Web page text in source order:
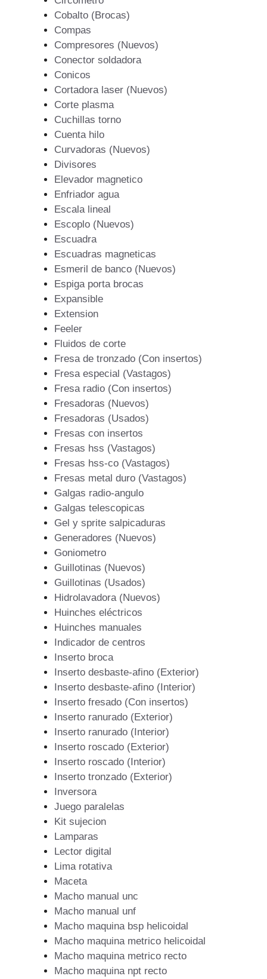
Cobalto (Brocas)
Compas
Compresores (Nuevos)
Conector soldadora
Conicos
Cortadora laser (Nuevos)
Corte plasma
Cuchillas torno
Cuenta hilo
Curvadoras (Nuevos)
Divisores
Elevador magnetico
Enfriador agua
Escala lineal
Escoplo (Nuevos)
Escuadra
Escuadras magneticas
Esmeril de banco (Nuevos)
Espiga porta brocas
Expansible
Extension
Feeler
Fluidos de corte
Fresa de tronzado (Con insertos)
Fresa especial (Vastagos)
Fresa radio (Con insertos)
Fresadoras (Nuevos)
Fresadoras (Usados)
Fresas con insertos
Fresas hss (Vastagos)
Fresas hss-co (Vastagos)
Fresas metal duro (Vastagos)
Galgas radio-angulo
Galgas telescopicas
Gel y sprite salpicaduras
Generadores (Nuevos)
Goniometro
Guillotinas (Nuevos)
Guillotinas (Usados)
Hidrolavadora (Nuevos)
Huinches eléctricos
Huinches manuales
Indicador de centros
Inserto broca
Inserto desbaste-afino (Exterior)
Inserto desbaste-afino (Interior)
Inserto fresado (Con insertos)
Inserto ranurado (Exterior)
Inserto ranurado (Interior)
Inserto roscado (Exterior)
Inserto roscado (Interior)
Inserto tronzado (Exterior)
Inversora
Juego paralelas
Kit sujecion
Lamparas
Lector digital
Lima rotativa
Maceta
Macho manual unc
Macho manual unf
Macho maquina bsp helicoidal
Macho maquina metrico helicoidal
Macho maquina metrico recto
Macho maquina npt recto